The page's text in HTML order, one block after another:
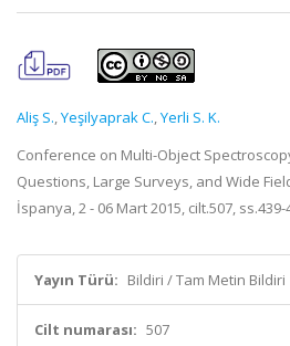
Aliş S.,Yeşilyaprak C.,Yerli S. K.
Conference on Multi-Object
Questions, Large Surveys, and Wide
İspanya, 2 - 06 Mart 2015, cilt.507,
Yayın Türü: Bildiri / Tam Metin Bildiri
Cilt numarası: 507